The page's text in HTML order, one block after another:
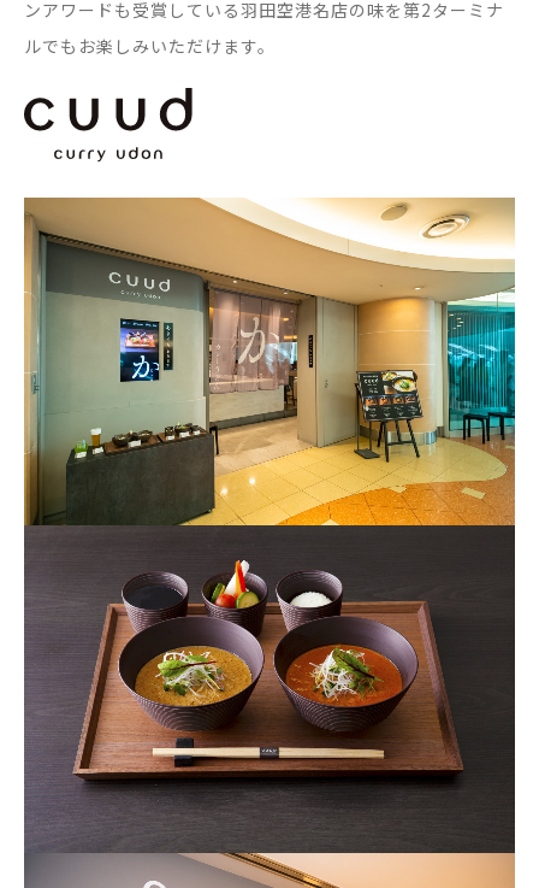
ンアワードも受賞している羽田空港名店の味を第2ターミナ
ルでもお楽しみいただけます。